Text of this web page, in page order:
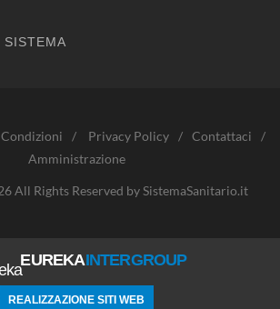
SISTEMA
/ Privacy Policy / Contattaci
/
Amministrazione
All Rights Reserved by SistemaSanitario.it
EUREKAINTERGROUP
REALIZZAZIONE SITI WEB